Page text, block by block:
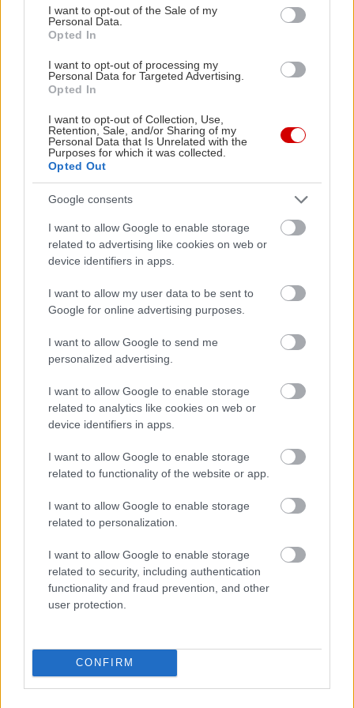
consent section.
I want to opt-out of the Sale of my
Personal Data.
Opted In
I want to opt-out of processing my
Personal Data for Targeted Advertising.
Opted In
I want to opt-out of Collection, Use,
Retention, Sale, and/or Sharing of my
Personal Data that Is Unrelated with the
Purposes for which it was collected.
Opted Out
Google consents
I want to allow Google to enable storage
related to advertising like cookies on web or
device identifiers in apps.
I want to allow my user data to be sent to
Google for online advertising purposes.
I want to allow Google to send me
personalized advertising.
I want to allow Google to enable storage
related to analytics like cookies on web or
device identifiers in apps.
I want to allow Google to enable storage
related to functionality of the website or app.
I want to allow Google to enable storage
related to personalization.
I want to allow Google to enable storage
related to security, including authentication
functionality and fraud prevention, and other
user protection.
CONFIRM
μπριζόλες της Μυρτιάς. Κρατήστε λίγο χώρο για
τους κερασμένους λουκουμάδες με σοκολάτα ή
μέλι στο τέλος. Να σημειώσουμε ότι το τζατζίκι
είναι φονικό και από τα καλύτερα που θα
δοκιμάσετε στην Αθήνα. Ο λογαριασμός στα 15-
20€/ άτομο με ωραίο, δικό τους κρασί.
Η Ρούμελη
Θράκης 1, Νέα Σμύρνη, τηλ: 21 0934 1748
Είπαμε, η Νέα Σμύρνη είναι λεβεντογέννα, οπότε
είναι πιο πιθανό να βρείτε οικογενειακές
παραδοσιακές ταβερνούλες. Στη Ρούμελη, ή
αλλιώς στου Σπύρου, μια οικογενειακή, χαλαρή
ταβέρνα που συνορεύει με το άλσος της Νέας
απανταχού λάτρεις του ποιοτικού, πεντανόστιμου
κρεάτος. Η Ρούμελη σε πάει χρόνια πίσω με τις
γεύσεις της που θυμίζουν χωριό: ζουμερά και
αφράτα μπιφτέκια με κιμά που κόβεται και
με τρυφερό κρέας, αλλά «από άλλο σύμπαν»
σαρδέλα, όπως λέει ένας ντόπιος νεοσμυρνιώτης.
Το ψωμάκι έρχεται ψητό με λαδορίγανη, ενώ οι
πατάτες γιαγιαδίστικα χοντροκομμένες. Ο
λογαριασμός στα 15-20€/ άτομο, με ελαφρύ